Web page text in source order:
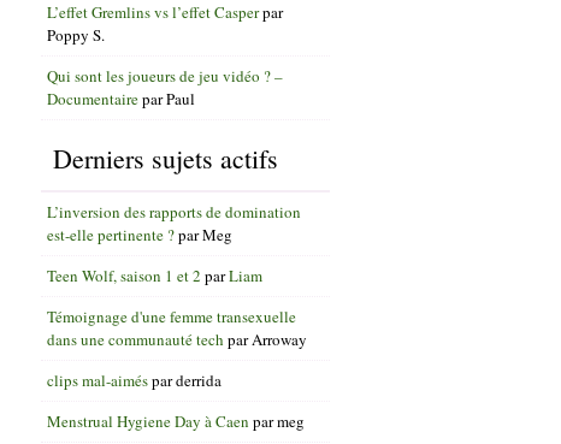
L’effet Gremlins vs l’effet Casperpar
Poppy S.
Qui sont les joueurs de jeu vidéo ? –
DocumentaireparPaul
Derniers sujets actifs
L’inversion des rapports de domination
est-elle pertinente ?parMeg
Teen Wolf, saison 1 et 2 parLiam
Témoignage d'une femme transexuelle
dans une communauté tech parArroway
clips mal-aimésparderrida
Menstrual Hygiene Day à Caen parmeg